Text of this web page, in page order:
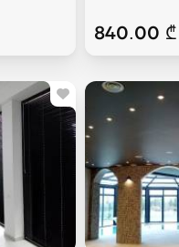
840.00 ₾